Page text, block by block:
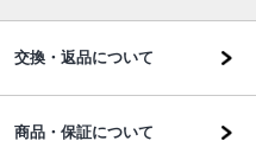
交換・返品について
商品・保証について